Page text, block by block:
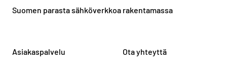
Suomen parasta sähköverkkoa rakentamassa
Asiakaspalvelu Ota yhteyttä